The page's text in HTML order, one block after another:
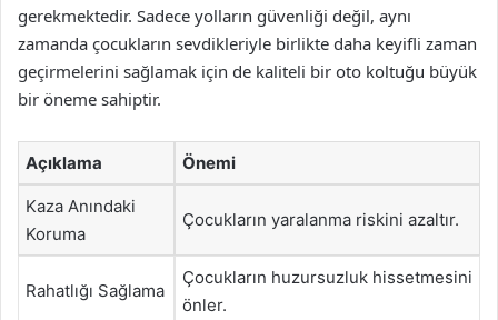
gerekmektedir. Sadece yolların güvenliği değil, aynı
zamanda çocukların sevdikleriyle birlikte daha keyifli zaman
geçirmelerini sağlamak için de kaliteli bir oto koltuğu büyük
bir öneme sahiptir.
Açıklama Önemi
Kaza Anındaki
Koruma
Çocukların yaralanma riskini azaltır.
Rahatlığı Sağlama
Çocukların huzursuzluk hissetmesini
önler.